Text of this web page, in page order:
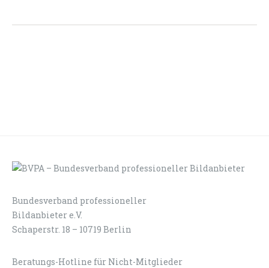
Bundesverband professioneller
Bildanbieter e.V.
Schaperstr. 18 – 10719 Berlin
Beratungs-Hotline für Nicht-Mitglieder